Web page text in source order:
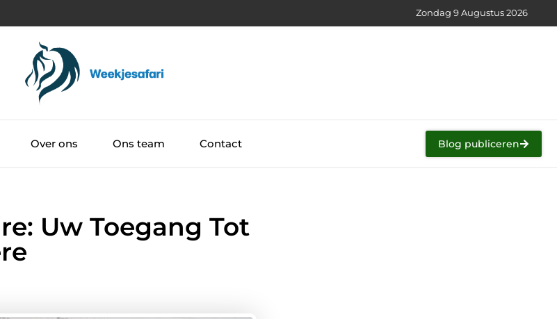
Zondag 9 Augustus 2026
Over ons Ons team Contact Blog publiceren
Uw Toegang Tot